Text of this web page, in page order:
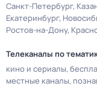
Санкт-Петербург
Екатеринбург
Ростов-на-Дону
Телеканалы по
кино и сериалы
местные каналы